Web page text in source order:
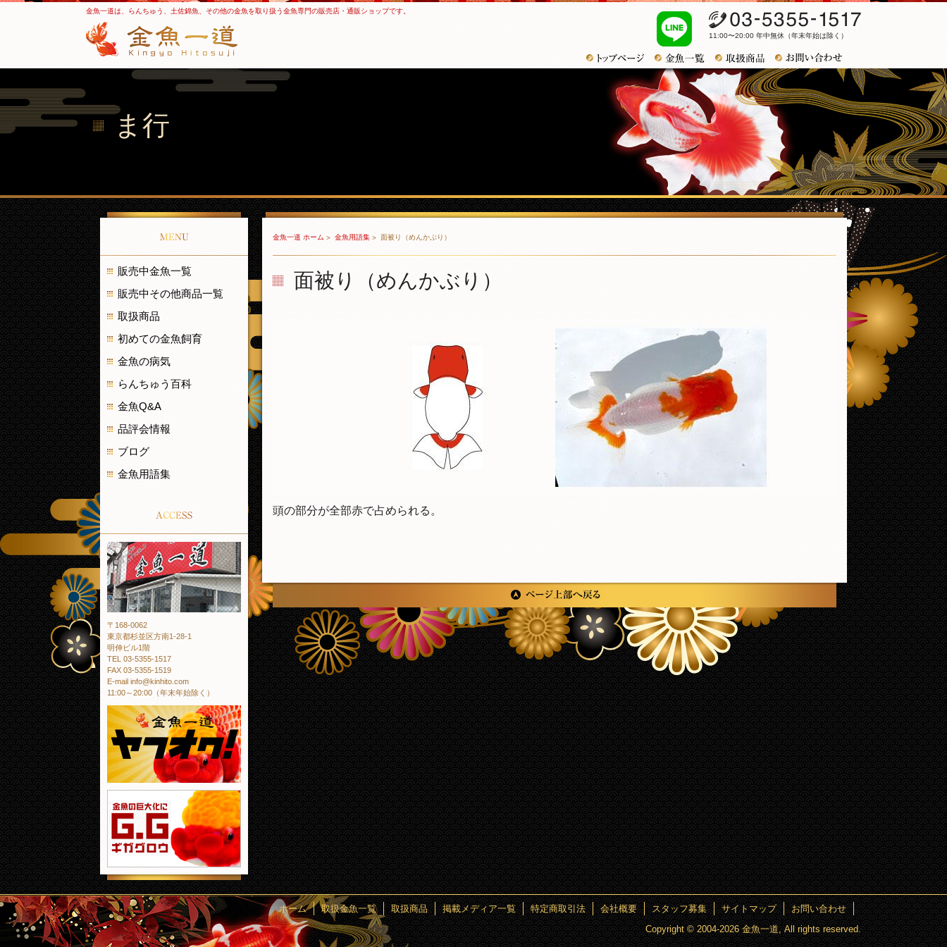
金魚一道は、らんちゅう、土佐錦魚、その他の金魚を取り扱う金魚専門の販売店・通販ショップです。
11:00〜20:00 年中無休（年末年始は除く）
トップページ 金魚一覧 取扱商品
ま行
金魚一道 ホーム 金魚用語集 面被り（めんかぶり）
面被り（めんかぶり）
頭の部分が全部赤で占められる。
MENU
販売中金魚一覧
販売中その他商品一覧
取扱商品
初めての金魚飼育
金魚の病気
らんちゅう百科
金魚Q&A
品評会情報
ブログ
金魚用語集
ACCESS
〒168-0062
東京都杉並区方南1-28-1
明伸ビル1階
TEL 03-5355-1517
FAX 03-5355-1519
E-mail info@kinhito.com
11:00～20:00（年末年始除く）
ホーム 取扱金魚一覧 取扱商品 掲載メディア一覧 特定商取引法 会社概要 スタッフ募集 サイトマップ
お問い合わせ
Copyright © 2004-2026 金魚一道, All rights reserved.